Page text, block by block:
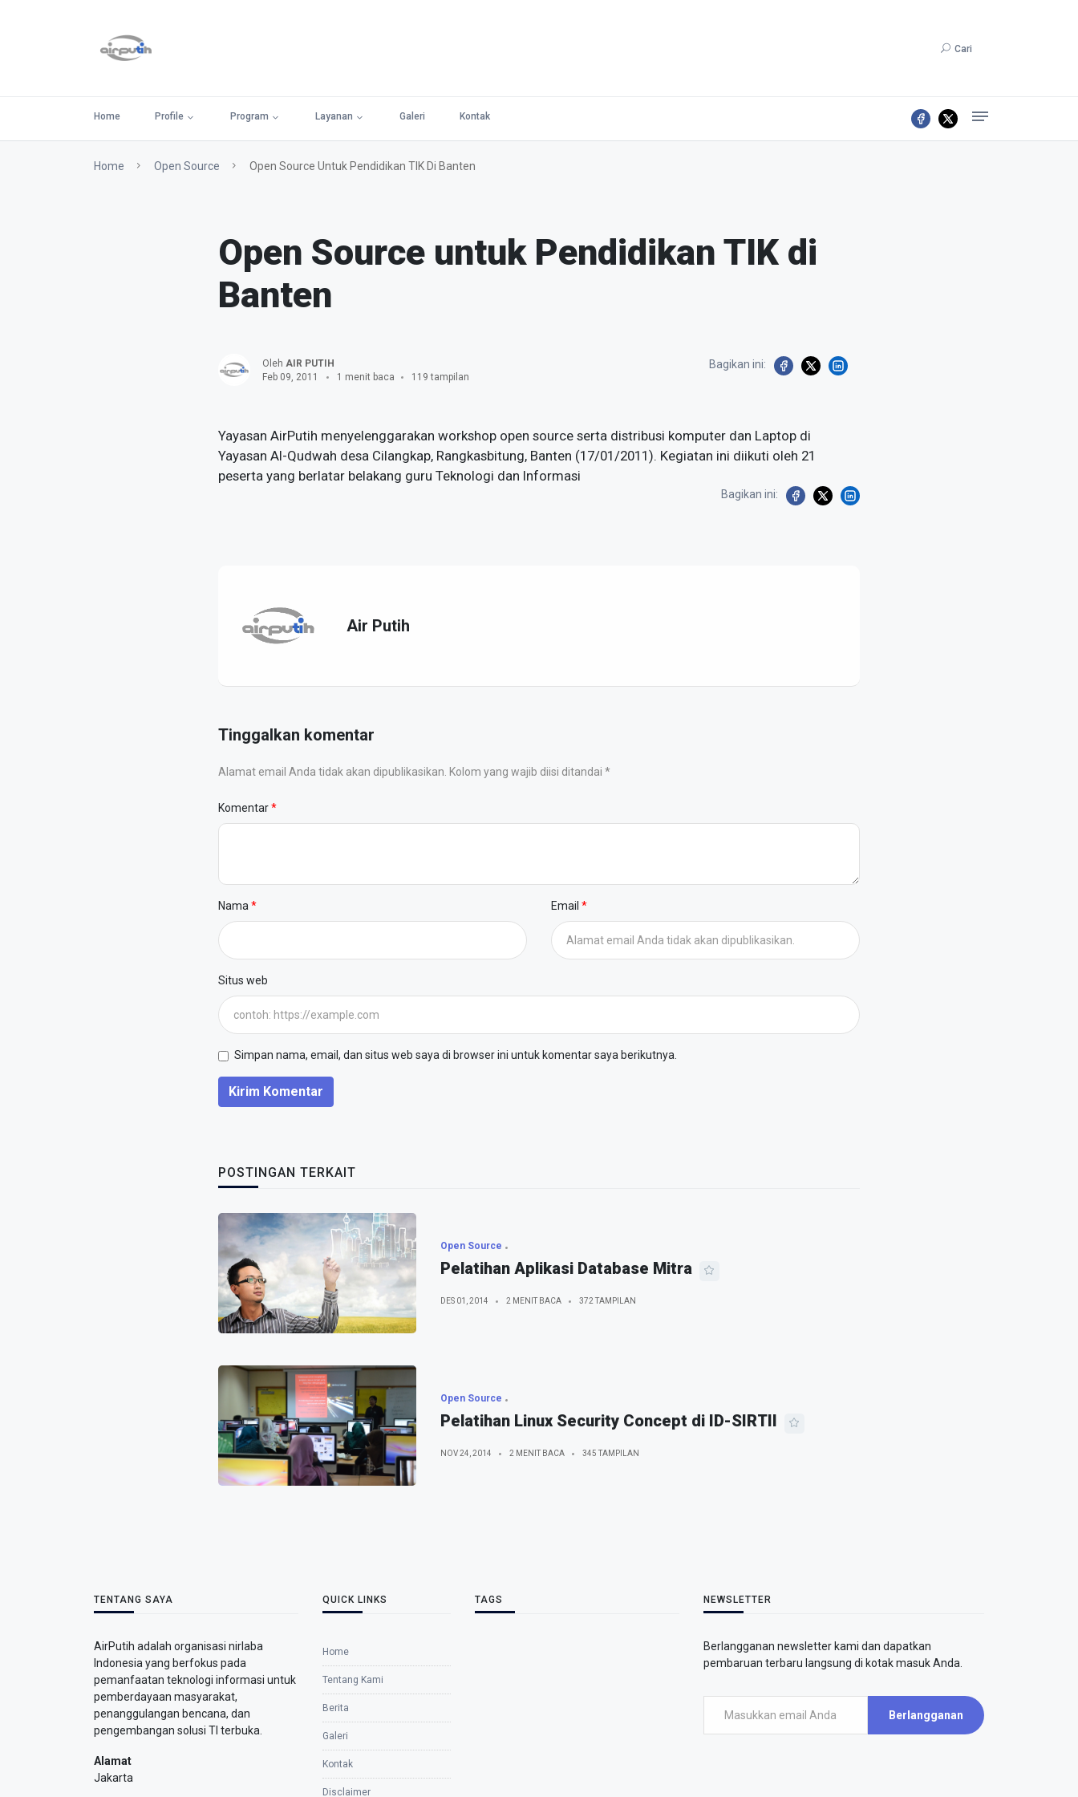
Cari
Home Profile Program Layanan Galeri Kontak
Home Open Source Open Source Untuk Pendidikan TIK Di Banten
Open Source untuk Pendidikan TIK di
Banten
Oleh AIR PUTIH
Feb 09, 2011
1 menit baca 119 tampilan
Bagikan ini:
Yayasan AirPutih menyelenggarakan workshop open source serta distribusi komputer dan Laptop di
Yayasan Al-Qudwah desa Cilangkap, Rangkasbitung, Banten (17/01/2011). Kegiatan ini diikuti oleh 21
peserta yang berlatar belakang guru Teknologi dan Informasi
Bagikan ini:
Air Putih
Tinggalkan komentar
Alamat email Anda tidak akan dipublikasikan. Kolom yang wajib diisi ditandai *
Komentar
Nama Email
Situs web
Simpan nama, email, dan situs web saya di browser ini untuk komentar saya berikutnya.
Kirim Komentar
POSTINGAN TERKAIT
Open Source
Pelatihan Aplikasi Database Mitra
DES 01, 2014 2 MENIT BACA 372 TAMPILAN
Open Source
Pelatihan Linux Security Concept di ID-SIRTII
NOV 24, 2014 2 MENIT BACA 345 TAMPILAN
TENTANG SAYA
AirPutih adalah organisasi nirlaba
Indonesia yang berfokus pada
pemanfaatan teknologi informasi untuk
pemberdayaan masyarakat,
penanggulangan bencana, dan
pengembangan solusi TI terbuka.
Alamat
Jakarta
QUICK LINKS
Home
Tentang Kami
Berita
Galeri
Kontak
Disclaimer
TAGS NEWSLETTER
Berlangganan newsletter kami dan dapatkan
pembaruan terbaru langsung di kotak masuk Anda.
Berlangganan